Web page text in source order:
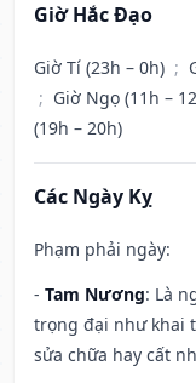
Giờ Hắc Đạo
Giờ Tí (23h – 0h) ;
; Giờ Ngọ (11h –
(19h – 20h)
Các Ngày Kỵ
Phạm phải ngày:
- Tam Nương: Là
trọng đại như khai
sửa chữa hay cất